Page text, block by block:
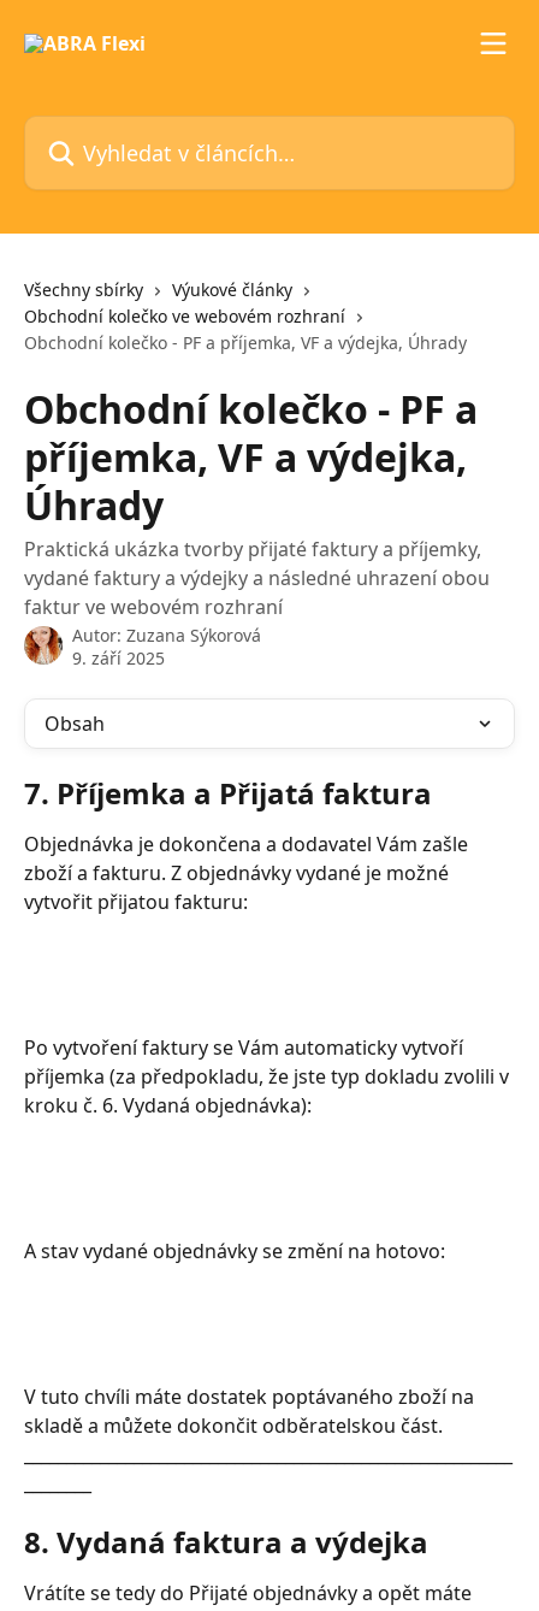
Vyhledat v článcích…
Všechny sbírky
Výukové články
Obchodní kolečko ve webovém rozhraní
Obchodní kolečko - PF a příjemka, VF a výdejka, Úhrady
Obchodní kolečko - PF a
příjemka, VF a výdejka,
Úhrady
Praktická ukázka tvorby přijaté faktury a příjemky,
vydané faktury a výdejky a následné uhrazení obou
faktur ve webovém rozhraní
Autor: Zuzana Sýkorová
9. září 2025
Obsah
7. Příjemka a Přijatá faktura
Objednávka je dokončena a dodavatel Vám zašle
zboží a fakturu. Z objednávky vydané je možné
vytvořit přijatou fakturu:
Po vytvoření faktury se Vám automaticky vytvoří
příjemka (za předpokladu, že jste typ dokladu zvolili v
kroku č. 6. Vydaná objednávka):
A stav vydané objednávky se změní na hotovo:
V tuto chvíli máte dostatek poptávaného zboží na
skladě a můžete dokončit odběratelskou část.
8. Vydaná faktura a výdejka
Vrátíte se tedy do Přijaté objednávky a opět máte